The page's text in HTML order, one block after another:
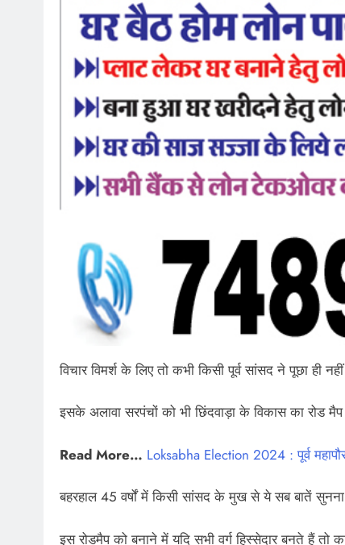
विचार विमर्श के लिए तो कभी किसी पूर्व सांसद ने पूछा ही
इसके अलावा सरपंचों को भी छिंदवाड़ा के विकास का रोड
Read More… Loksabha Election 2024 : पूर्व
बहरहाल 45 वर्षों में किसी सांसद के मुख से ये सब बातें सुनना
इस रोडमैप को बनाने में यदि सभी वर्ग हिस्सेदार बनते हैं तो